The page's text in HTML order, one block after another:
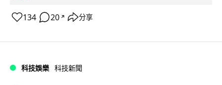
134 20 ↗ 分享
科技娛樂 科技新聞